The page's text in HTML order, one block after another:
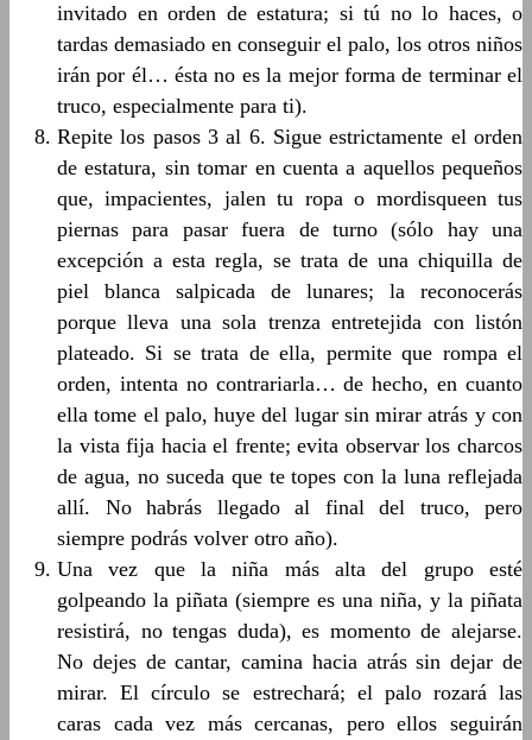
invitado en orden de estatura; si tú no lo haces, o
tardas demasiado en conseguir el palo, los otros niños
irán por él… ésta no es la mejor forma de terminar el
truco, especialmente para ti).
Repite los pasos 3 al 6. Sigue estrictamente el orden
de estatura, sin tomar en cuenta a aquellos pequeños
que, impacientes, jalen tu ropa o mordisqueen tus
piernas para pasar fuera de turno (sólo hay una
excepción a esta regla, se trata de una chiquilla de
piel blanca salpicada de lunares; la reconocerás
porque lleva una sola trenza entretejida con listón
plateado. Si se trata de ella, permite que rompa el
orden, intenta no contrariarla… de hecho, en cuanto
ella tome el palo, huye del lugar sin mirar atrás y con
la vista fija hacia el frente; evita observar los charcos
de agua, no suceda que te topes con la luna reflejada
allí. No habrás llegado al final del truco, pero
siempre podrás volver otro año).
Una vez que la niña más alta del grupo esté
golpeando la piñata (siempre es una niña, y la piñata
resistirá, no tengas duda), es momento de alejarse.
No dejes de cantar, camina hacia atrás sin dejar de
mirar. El círculo se estrechará; el palo rozará las
caras cada vez más cercanas, pero ellos seguirán